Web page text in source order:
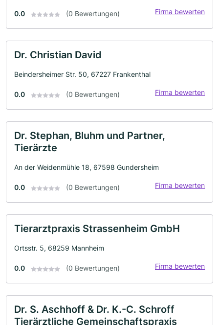
0.0 (0 Bewertungen) Firma bewerten
Dr. Christian David
Beindersheimer Str. 50, 67227 Frankenthal
0.0 (0 Bewertungen) Firma bewerten
Dr. Stephan, Bluhm und Partner,
Tierärzte
An der Weidenmühle 18, 67598 Gundersheim
0.0 (0 Bewertungen) Firma bewerten
Tierarztpraxis Strassenheim GmbH
Ortsstr. 5, 68259 Mannheim
0.0 (0 Bewertungen) Firma bewerten
Dr. S. Aschhoff & Dr. K.-C. Schroff
Tierärztliche Gemeinschaftspraxis